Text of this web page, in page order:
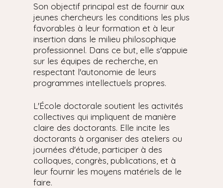
Son objectif principal est de fournir aux
jeunes chercheurs les conditions les plus
favorables à leur formation et à leur
insertion dans le milieu philosophique
professionnel. Dans ce but, elle s'appuie
sur les équipes de recherche, en
respectant l'autonomie de leurs
programmes intellectuels propres.
L'École doctorale soutient les activités
collectives qui impliquent de manière
claire des doctorants. Elle incite les
doctorants à organiser des ateliers ou
journées d'étude, participer à des
colloques, congrès, publications, et à
leur fournir les moyens matériels de le
faire.